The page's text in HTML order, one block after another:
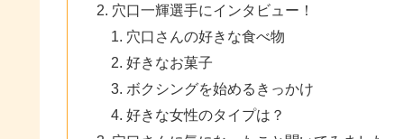
穴口一輝選手にインタビュー！
穴口さんの好きな食べ物
好きなお菓子
ボクシングを始めるきっかけ
好きな女性のタイプは？